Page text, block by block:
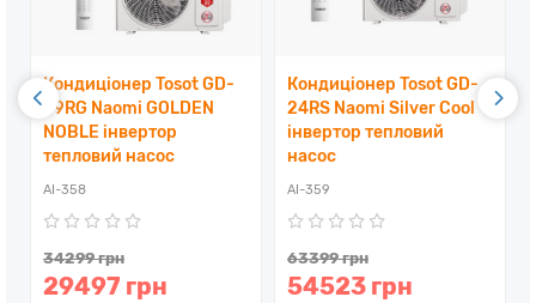
Кондиціонер Tosot GD-
09RG Naomi GOLDEN
NOBLE інвертор
тепловий насос
AI-358
34299 грн
29497 грн
Кондиціонер Tosot GD-
24RS Naomi Silver Cool
інвертор тепловий
насос
AI-359
63399 грн
54523 грн